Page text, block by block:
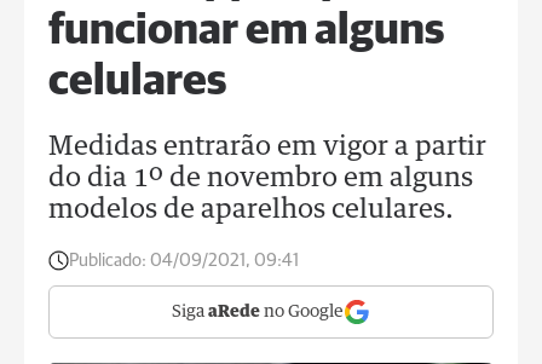
funcionar em alguns
celulares
Medidas entrarão em vigor a partir
do dia 1º de novembro em alguns
modelos de aparelhos celulares.
Publicado: 04/09/2021, 09:41
Siga aRede no Google